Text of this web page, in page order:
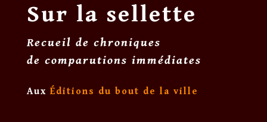
Sur la sellette
Recueil de chroniques
de comparutions immédiates
Aux Éditions du bout de la ville